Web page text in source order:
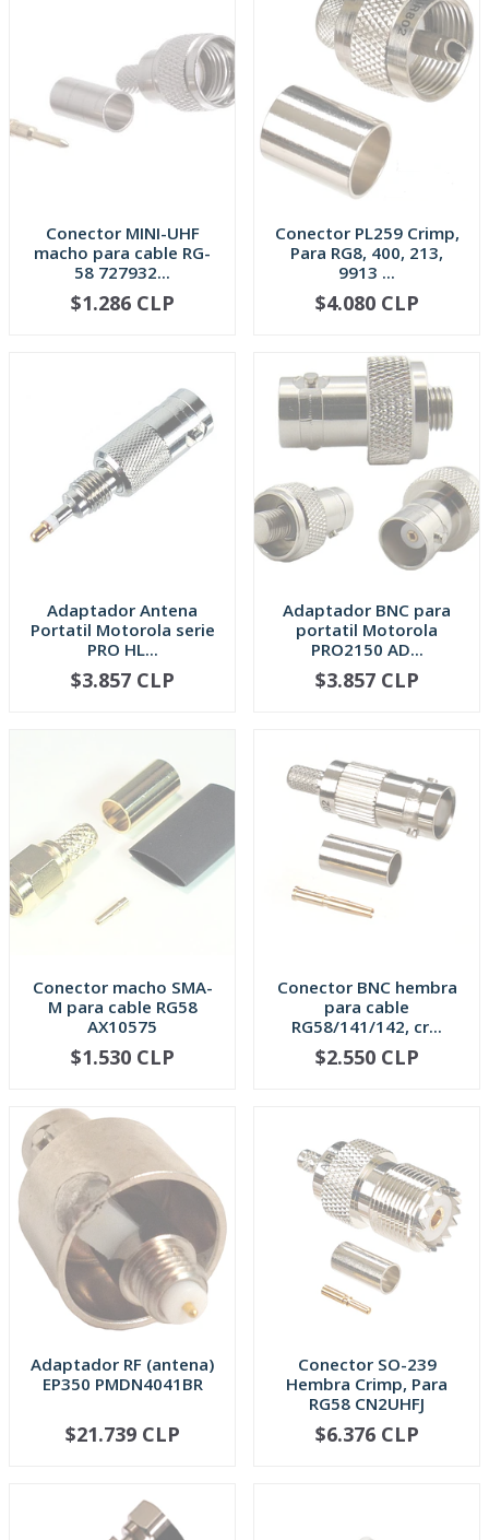
Conector MINI-UHF
macho para cable RG-
58 727932...
AGOTADO
$1.286 CLP
Conector PL259 Crimp,
Para RG8, 400, 213,
9913 ...
AGOTADO
$4.080 CLP
Adaptador Antena
Portatil Motorola serie
PRO HL...
AGOTADO
$3.857 CLP
Adaptador BNC para
portatil Motorola
PRO2150 AD...
AGOTADO
$3.857 CLP
Conector macho SMA-
M para cable RG58
AX10575
AGOTADO
$1.530 CLP
Conector BNC hembra
para cable
RG58/141/142, cr...
AGOTADO
$2.550 CLP
Adaptador RF (antena)
EP350 PMDN4041BR
AGOTADO
$21.739 CLP
Conector SO-239
Hembra Crimp, Para
RG58 CN2UHFJ
AGOTADO
$6.376 CLP